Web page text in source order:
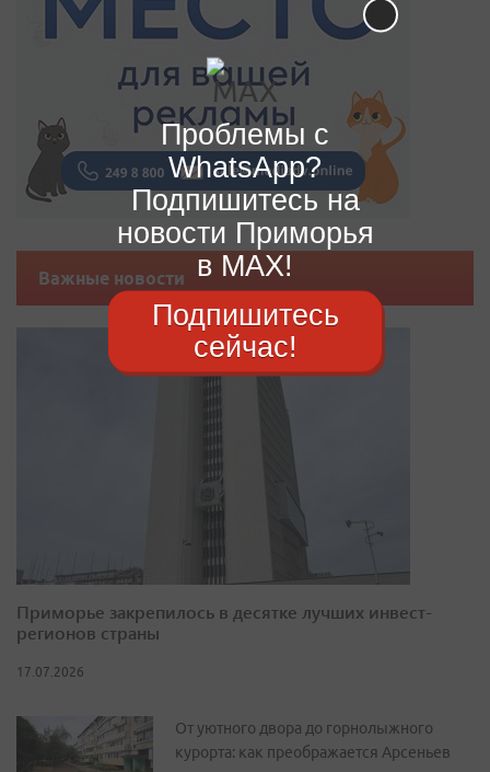
Важные новости
Приморье закрепилось в десятке лучших инвест-
регионов страны
17.07.2026
От уютного двора до горнолыжного
курорта: как преображается Арсеньев
Проблемы с
WhatsApp?
Подпишитесь на
новости Приморья
в MAX!
Подпишитесь
сейчас!